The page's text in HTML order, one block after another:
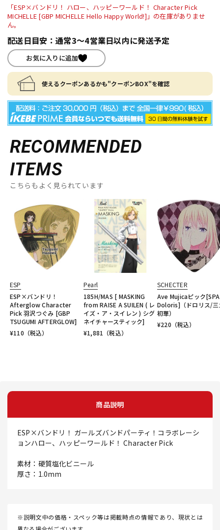
「ESP×バンドリ！ ハロー、ハッピーワールド！ Character Pick
MICHELLE [GBP MICHELLE Hello Happy World!]」の在庫がありませ
ん。
配送日目安：通常3～4営業日以内に発送予定
お気に入りに追加
使えるクーポンあるかも"クーポンBOX"を確認
RECOMMENDED
ITEMS
こちらもよく見られています
ESP
ESP×バンドリ！
Afterglow Character
Pick 羽沢つぐみ [GBP
TSUGUMI AFTERGLOW]
¥110 （税込）
Pearl
185H/MAS [ MASKING
from RAISE A SUILEN ( レ
イズ・ア・スイレン ) シグ
ネイチャースティック]
¥1,881 （税込）
SCHECTER
Ave Mujicaピック
Doloris]（ドロリス/三
初華）
¥220 （税込）
商品説明
ESP×バンドリ！ ガールズバンドパーティ！コラボレーシ
ョンハロー、ハッピーワールド！ Character Pick
素材：硬質塩化ビニール
厚さ：1.0mm
※説明文中の価格・スペック等は掲載時点の情報であり、現状とは